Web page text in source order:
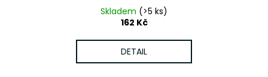
Skladem (>5 ks)
162 Kč
DETAIL